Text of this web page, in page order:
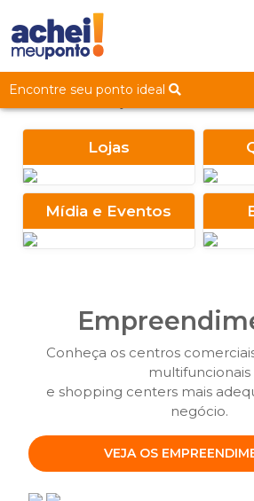
Encontre seu ponto ideal
‹
Lojas
Mídia e Eventos
Conheça os centros
multifuncionais
e shopping centers mais
negócio.
VEJA OS